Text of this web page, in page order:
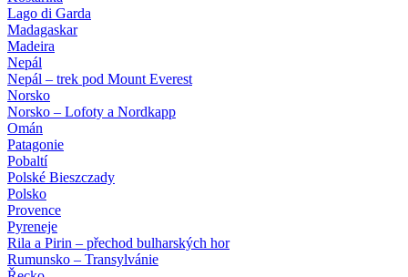
Lago di Garda
Madagaskar
Madeira
Nepál
Nepál – trek pod Mount Everest
Norsko
Norsko – Lofoty a Nordkapp
Omán
Patagonie
Pobaltí
Polské Bieszczady
Polsko
Provence
Pyreneje
Rila a Pirin – přechod bulharských hor
Rumunsko – Transylvánie